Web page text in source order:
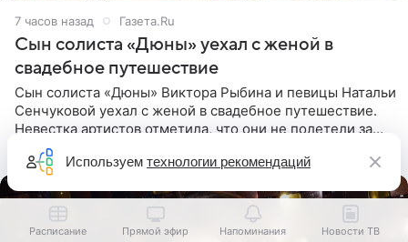
7 часов назад Газета.Ru
Сын солиста «Дюны» уехал с женой в
свадебное путешествие
Сын солиста «Дюны» Виктора Рыбина и певицы Натальи
Сенчуковой уехал с женой в свадебное путешествие.
Невестка артистов отметила, что они не полетели за
границу, а выбрали для отдыха эко-комплекс в
Калужской
Расписание Прямой эфир Напоминания Новости ТВ
Используем технологии рекомендаций